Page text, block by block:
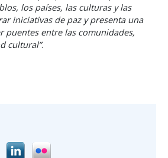
los países, las culturas y las
iniciativas de paz y presenta una
puentes entre las comunidades,
cultural”.